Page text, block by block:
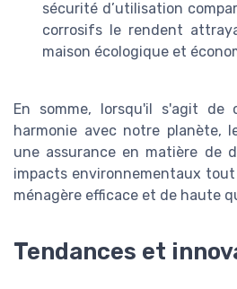
sécurité d’utilisation
corrosifs le rendent
maison écologique et
En somme, lorsqu'il s'agit de
harmonie avec notre planète,
une assurance en matière de
impacts environnementaux
ménagère efficace et de haute
Tendances et